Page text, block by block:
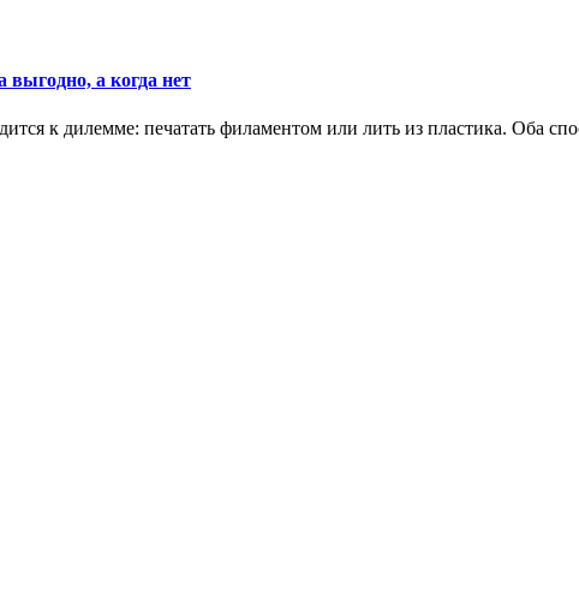
выгодно, а когда нет
к дилемме: печатать филаментом или лить из пластика. Оба